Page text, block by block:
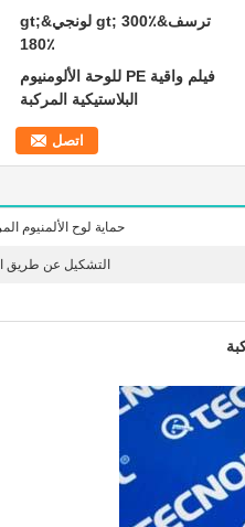
ترسف&gt; 300٪ لونجي&gt;
180٪
فيلم واقية PE للوحة الألومنيوم
البلاستيكية المركبة
اتصل
حماية لوح الألمنيوم
التشكيل عن طريق